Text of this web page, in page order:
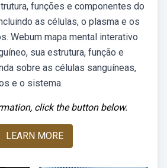
funções e componentes do
as células, o plasma e os
Webum mapa mental interativo
sua estrutura, função e
sobre as células sanguíneas,
e o sistema.
click the button below.
LEARN MORE